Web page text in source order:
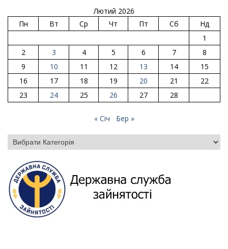
Лютий 2026
Пн
Вт Ср Чт Пт Сб
Нд
1
2
3 4 5 6 7
8
9
10 11 12 13 14
15
16
17 18 19 20 21
22
23
24 25 26 27 28
« Січ Бер »
Категорії